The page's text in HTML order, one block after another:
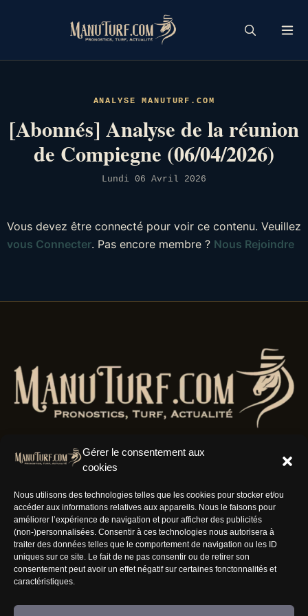
Gérer le consentement aux
cookies
Nous utilisons des technologies telles que les cookies pour stocker et/ou
accéder aux informations relatives aux appareils. Nous le faisons pour
améliorer l’expérience de navigation et pour afficher des publicités
(non-)personnalisées. Consentir à ces technologies nous autorisera à
traiter des données telles que le comportement de navigation ou les ID
uniques sur ce site. Le fait de ne pas consentir ou de retirer son
consentement peut avoir un effet négatif sur certaines fonctonnalités et
caractéristiques.
ANALYSE MANUTURF.COM
[Abonnés] Analyse de la réunion
de Compiegne (06/04/2026)
Lundi 06 Avril 2026
Vous devez être connecté pour voir ce contenu. Veuillez
vous Connecter. Pas encore membre ? Nous Rejoindre
Informations
Nous rejoindre